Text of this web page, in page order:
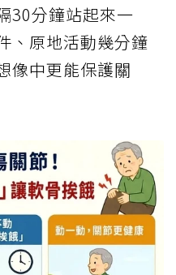
30分鐘站起來一
、原地活動幾分鐘
像中更能保護關